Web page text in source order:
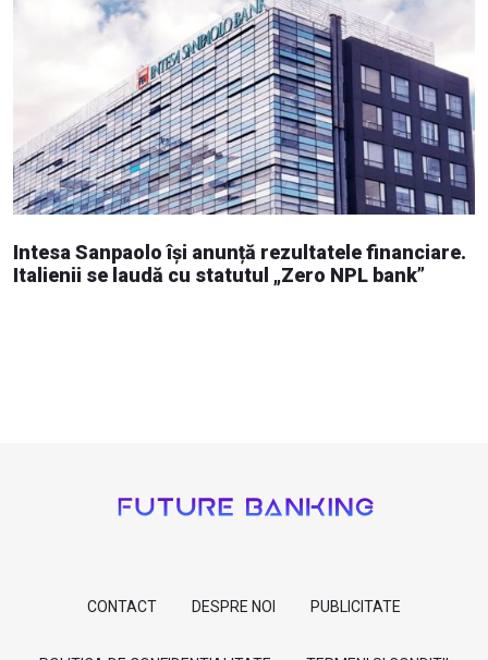
Intesa Sanpaolo își anunță rezultatele financiare.
Italienii se laudă cu statutul „Zero NPL bank”
CONTACT DESPRE NOI PUBLICITATE